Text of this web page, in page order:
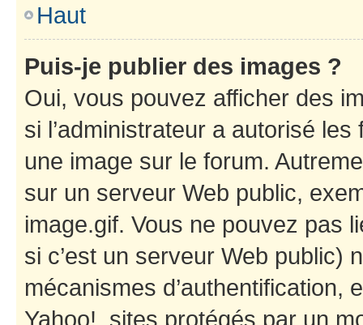
Haut
Puis-je publier des images ?
Oui, vous pouvez afficher des
si l’administrateur a autorisé
une image sur le forum.
sur un serveur Web public,
image.gif. Vous ne pouvez pas
si c’est un serveur Web public)
mécanismes d’authentification,
Yahoo!, sites protégés par un